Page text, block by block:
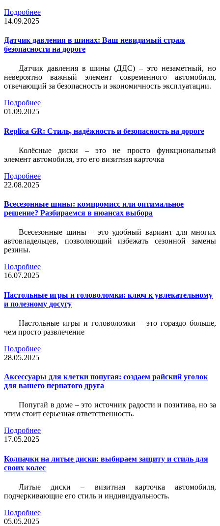
Подробнее
14.09.2025
Датчик давления в шинах: Ваш невидимый страж
безопасности на дороге
Датчик давления в шины (ДДС) – это незаметный, но
невероятно важный элемент современного автомобиля,
отвечающий за безопасность и экономичность эксплуатации.
Подробнее
01.09.2025
Replica GR: Стиль, надёжность и безопасность на дороге
Колёсные диски – это не просто функциональный
элемент автомобиля, это его визитная карточка
Подробнее
22.08.2025
Всесезонные шины: компромисс или оптимальное
решение? Разбираемся в нюансах выбора
Всесезонные шины – это удобный вариант для многих
автовладельцев, позволяющий избежать сезонной замены
резины.
Подробнее
16.07.2025
Настольные игры и головоломки: ключ к увлекательному
и полезному досугу
Настольные игры и головоломки – это гораздо больше,
чем просто развлечение
Подробнее
28.05.2025
Аксессуары для клетки попугая: создаем райский уголок
для вашего пернатого друга
Попугай в доме – это источник радости и позитива, но за
этим стоит серьезная ответственность.
Подробнее
17.05.2025
Колпачки на литые диски: выбираем защиту и стиль для
своих колес
Литые диски – визитная карточка автомобиля,
подчеркивающие его стиль и индивидуальность.
Подробнее
05.05.2025